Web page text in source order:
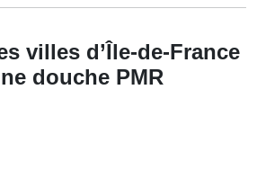
villes d’Île-de-France
douche PMR